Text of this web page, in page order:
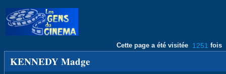
Cette page a été visitée 1251 fois
KENNEDY Madge